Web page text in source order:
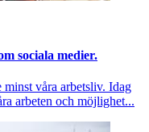
sociala medier.
våra arbetsliv. Idag
arbeten och möjlighet...